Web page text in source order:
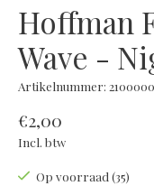
Hoffman
Wave -
Artikelnummer:
€2,00
Incl. btw
Op voorraad (35)